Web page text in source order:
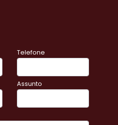
Telefone
Assunto